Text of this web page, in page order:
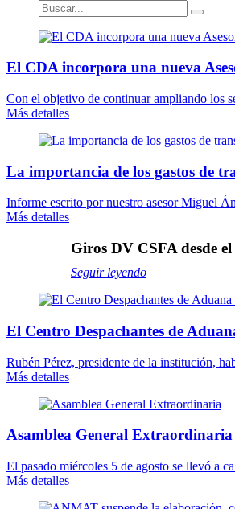
El CDA incorpora una nueva
Con el objetivo de continuar ampliando los
Más detalles
La importancia de los gastos de
Informe escrito por nuestro asesor Miguel
Más detalles
Giros DV CSFA desde
Seguir leyendo
El Centro Despachantes de
Rubén Pérez, presidente de la institución,
Más detalles
Asamblea General Extraordinaria
El pasado miércoles 5 de agosto se llevó a
Más detalles